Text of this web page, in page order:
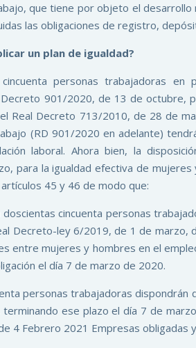
que tiene por objeto el desarrollo
las obligaciones de registro,
un plan de igualdad?
personas trabajadoras en
901/2020, de 13 de octubre,
Real Decreto 713/2010, de 28 de
(RD 901/2020 en adelante)
laboral. Ahora bien, la
para la igualdad efectiva de mujeres
45 y 46 de modo que:
cincuenta personas
Decreto-ley 6/2019, de 1 de marzo,
entre mujeres y hombres en el
el día 7 de marzo de 2020.
personas trabajadoras dispondrán
ese plazo el día 7 de
4 Febrero 2021 Empresas obligadas